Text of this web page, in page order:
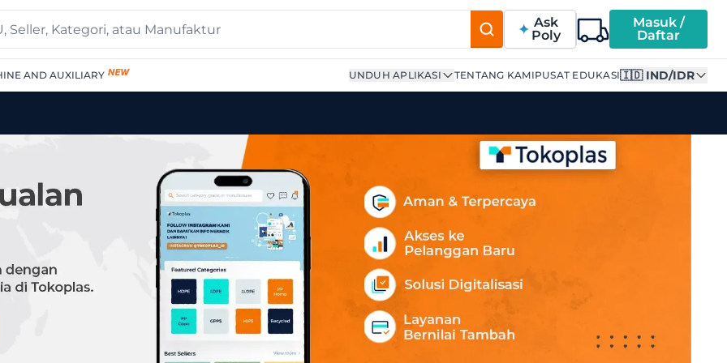
Ask
Poly
Masuk /
Daftar
AND AUXILIARY UNDUH APLIKASI TENTANG KAMIPUSAT EDUKASI🇮🇩 IND/IDR
CLEAR 03 (P)" di Tokoplas